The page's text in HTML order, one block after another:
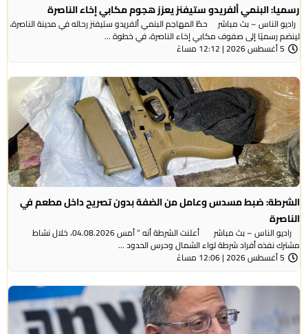
رسميا: البنمي ألفريدو ستيفنز يعزز هجوم مكابي إخاء الناصرة
راديو الناس – بث مباشر حطّ المهاجم البنمي ألفريدو ستيفنز رحاله في مدينة الناصرة،
لينضم رسميًا إلى صفوف مكابي إخاء الناصرة، في خطوة ...
5 أغسطس 2026 | 12:12 مساءً
الشرطة: ضبط مسدس وعامل من الضفة بدون تصريح داخل مطعم في
الناصرة
راديو الناس – بث مباشر أعلنت الشرطة أنه ” أمس 04.08.2026، خلال نشاط
مشترك نفذه أفراد شرطة لواء الشمال وحرس الحدود ...
5 أغسطس 2026 | 12:06 مساءً